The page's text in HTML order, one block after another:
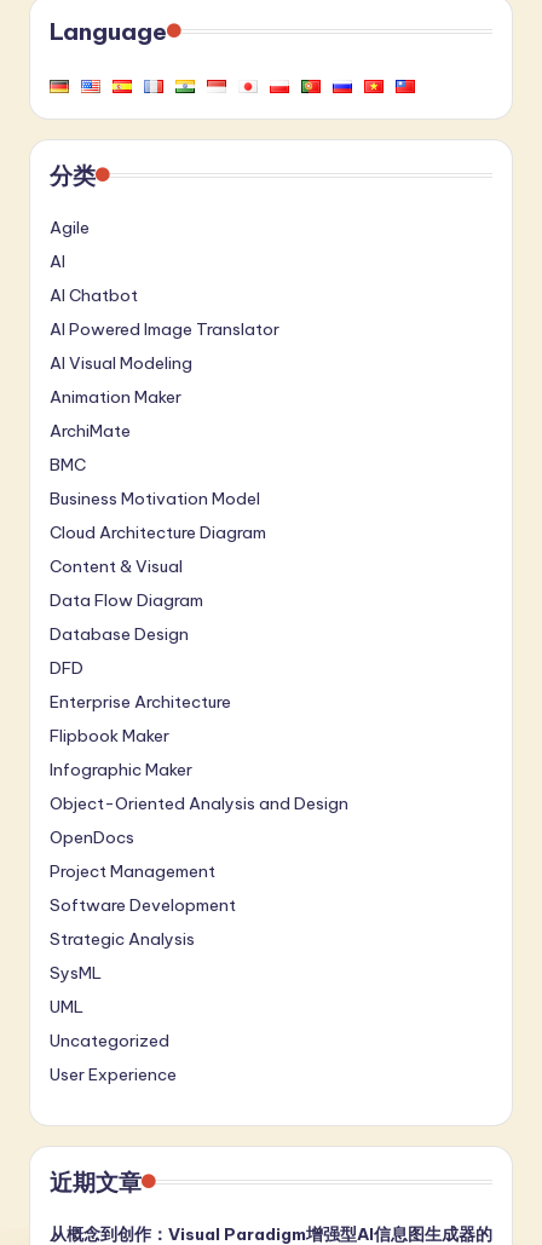
Language
分类
Agile
AI
AI Chatbot
AI Powered Image Translator
AI Visual Modeling
Animation Maker
ArchiMate
BMC
Business Motivation Model
Cloud Architecture Diagram
Content & Visual
Data Flow Diagram
Database Design
DFD
Enterprise Architecture
Flipbook Maker
Infographic Maker
Object-Oriented Analysis and Design
OpenDocs
Project Management
Software Development
Strategic Analysis
SysML
UML
Uncategorized
User Experience
近期文章
从概念到创作：Visual Paradigm增强型AI信息图生成器的